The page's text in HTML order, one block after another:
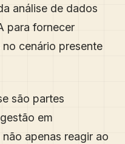
análise de dados
para fornecer
cenário presente
são partes
em
apenas reagir ao